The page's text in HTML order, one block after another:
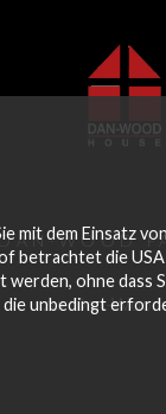
mit dem Einsatz
betrachtet die USA
ohne dass
unbedingt
WOOD
zur Dan-